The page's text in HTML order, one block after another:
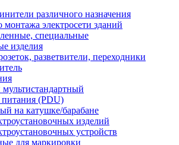
различного назначения
электросети зданий
специальные
изделия
разветвители, переходники
питания (PDU)
на катушке/барабане
изделий
устройств
для маркировки